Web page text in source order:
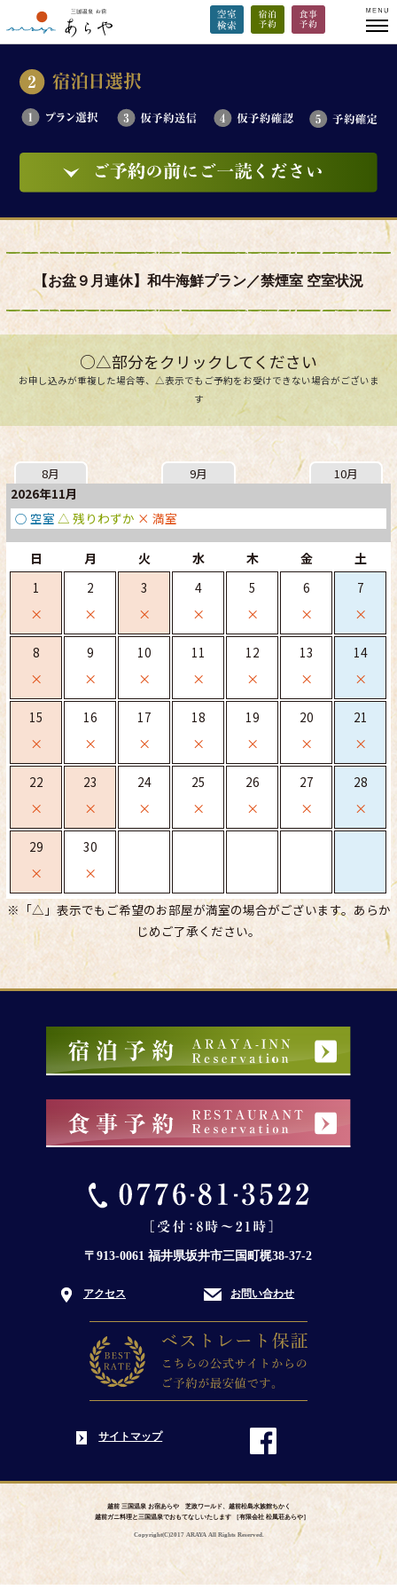
【お盆９月連休】和牛海鮮プラン／禁煙室 空室状況
○△部分をクリックしてください
お申し込みが重複した場合等、△表示でもご予約をお受けできない場合がございま
す
8月 9月 10月
2026年11月
○ 空室 △ 残りわずか × 満室
日 月 火 水 木 金
土
1
×
2
×
3
×
4
×
5
×
6
×
7
×
8
×
9
×
10
×
11
×
12
×
13
×
14
×
15
×
16
×
17
×
18
×
19
×
20
×
21
×
22
×
23
×
24
×
25
×
26
×
27
×
28
×
29
×
30
×
※「△」表示でもご希望のお部屋が満室の場合がございます。あらか
じめご了承ください。
〒913-0061 福井県坂井市三国町梶38-37-2
アクセス お問い合わせ
サイトマップ
越前 三国温泉 お宿あらや 芝政ワールド、越前松島水族館ちかく
越前ガニ料理と三国温泉でおもてなしいたします ［有限会社 松風荘あらや］
Copyright(C)2017 ARAYA All Rights Reserved.